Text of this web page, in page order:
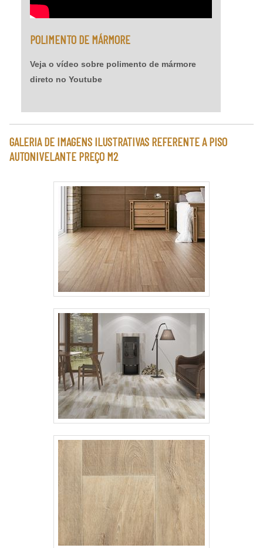
POLIMENTO DE MÁRMORE
Veja o vídeo sobre polimento de mármore
direto no Youtube
GALERIA DE IMAGENS ILUSTRATIVAS REFERENTE A PISO
AUTONIVELANTE PREÇO M2